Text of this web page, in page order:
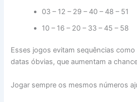
03 – 12 – 29 – 40 – 48 – 51
10 – 16 – 20 – 33 – 45 – 58
Esses jogos evitam sequências como
datas óbvias, que aumentam a
Jogar sempre os mesmos números